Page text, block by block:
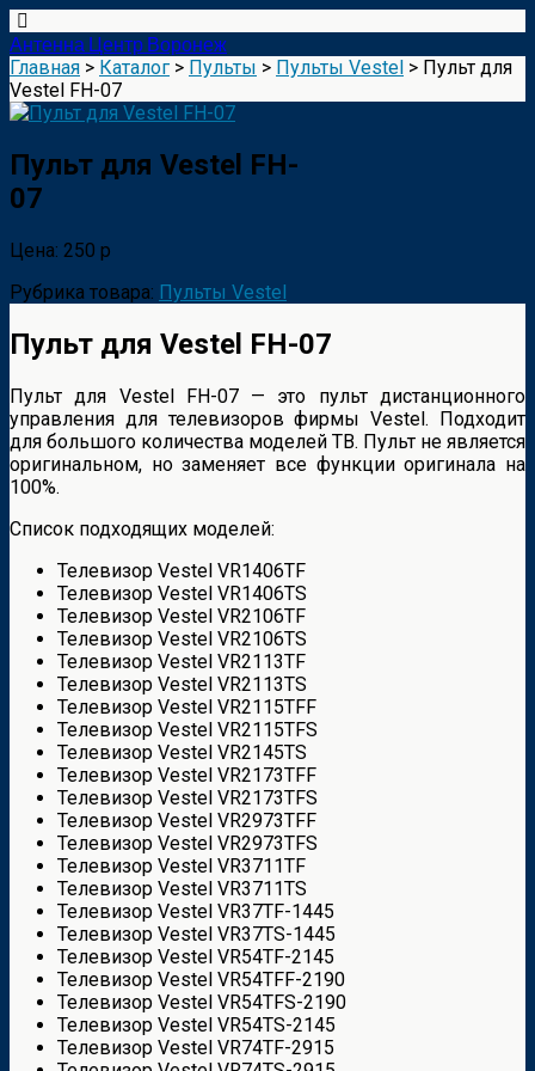
Антенна Центр Воронеж
Главная > Каталог > Пульты > Пульты Vestel > Пульт для
Vestel FH-07
Пульт для Vestel FH-
07
Цена: 250 р
Рубрика товара: Пульты Vestel
Пульт для Vestel FH-07
Пульт для Vestel FH-07 — это пульт дистанционного
управления для телевизоров фирмы Vestel. Подходит
для большого количества моделей ТВ. Пульт не является
оригинальном, но заменяет все функции оригинала на
100%.
Список подходящих моделей:
Телевизор Vestel VR1406TF
Телевизор Vestel VR1406TS
Телевизор Vestel VR2106TF
Телевизор Vestel VR2106TS
Телевизор Vestel VR2113TF
Телевизор Vestel VR2113TS
Телевизор Vestel VR2115TFF
Телевизор Vestel VR2115TFS
Телевизор Vestel VR2145TS
Телевизор Vestel VR2173TFF
Телевизор Vestel VR2173TFS
Телевизор Vestel VR2973TFF
Телевизор Vestel VR2973TFS
Телевизор Vestel VR3711TF
Телевизор Vestel VR3711TS
Телевизор Vestel VR37TF-1445
Телевизор Vestel VR37TS-1445
Телевизор Vestel VR54TF-2145
Телевизор Vestel VR54TFF-2190
Телевизор Vestel VR54TFS-2190
Телевизор Vestel VR54TS-2145
Телевизор Vestel VR74TF-2915